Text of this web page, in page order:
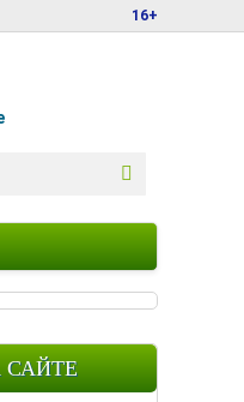
16+
САЙТЕ